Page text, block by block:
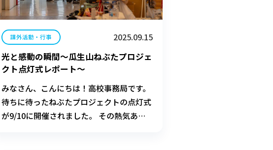
課外活動・行事
2025.09.15
光と感動の瞬間〜瓜生山ねぶたプロジェ
クト点灯式レポート〜
みなさん、こんにちは！高校事務局です。
待ちに待ったねぶたプロジェクトの点灯式
が9/10に開催されました。 その熱気あふ